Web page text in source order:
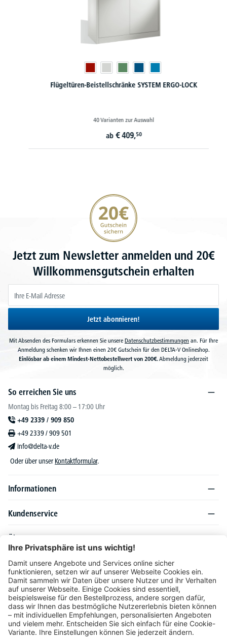
Flügeltüren-Beistellschränke SYSTEM ERGO-LOCK
40 Varianten zur Auswahl
€ 409,50
20€ Gutschein sichern
Jetzt zum Newsletter anmelden und 20€
Willkommensgutschein erhalten
Jetzt abonnieren!
Mit Absenden des Formulars erkennen Sie unsere Datenschutzbestimmungen an. Für Ihre
Anmeldung schenken wir Ihnen einen 20€ Gutschein für den DELTA-V Onlineshop.
Einlösbar ab einem Mindest-Nettobestellwert von 200€.Abmeldung jederzeit
möglich.
So erreichen Sie uns
Montag bis Freitag 8:00 – 17:00 Uhr
+49 2339 / 909 850
+49 2339 / 909 501
info@delta-v.de
Oder über unser Kontaktformular.
Informationen
Kundenservice
Über DELTA-V
Produktsortiment
Ratgeber
Folgen Sie uns auch auf